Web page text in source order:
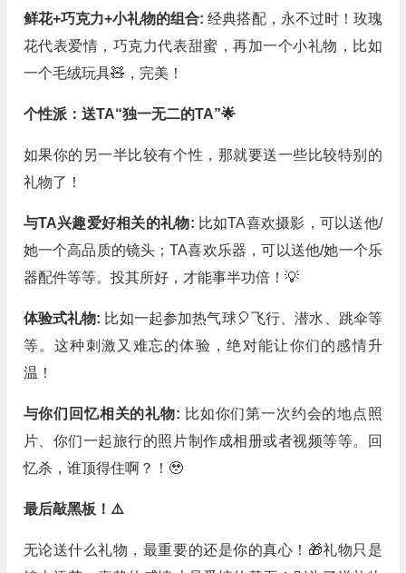
鲜花+巧克力+小礼物的组合:经典搭配，永不过时！玫瑰
花代表爱情，巧克力代表甜蜜，再加一个小礼物，比如
一个毛绒玩具🧸，完美！
个性派：送TA“独一无二的TA”🌟
如果你的另一半比较有个性，那就要送一些比较特别的
礼物了！
与TA兴趣爱好相关的礼物: 比如TA喜欢摄影，可以送他/
她一个高品质的镜头；TA喜欢乐器，可以送他/她一个乐
器配件等等。投其所好，才能事半功倍！💡
体验式礼物: 比如一起参加热气球🎈飞行、潜水、跳伞等
等。这种刺激又难忘的体验，绝对能让你们的感情升
温！
与你们回忆相关的礼物: 比如你们第一次约会的地点照
片、你们一起旅行的照片制作成相册或者视频等等。回
忆杀，谁顶得住啊？！🥹
最后敲黑板！⚠️
无论送什么礼物，最重要的还是你的真心！🎁礼物只是